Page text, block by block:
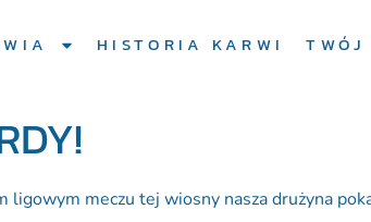
HISTORIA KARWI TWÓJ
meczu tej wiosny nasza drużyna